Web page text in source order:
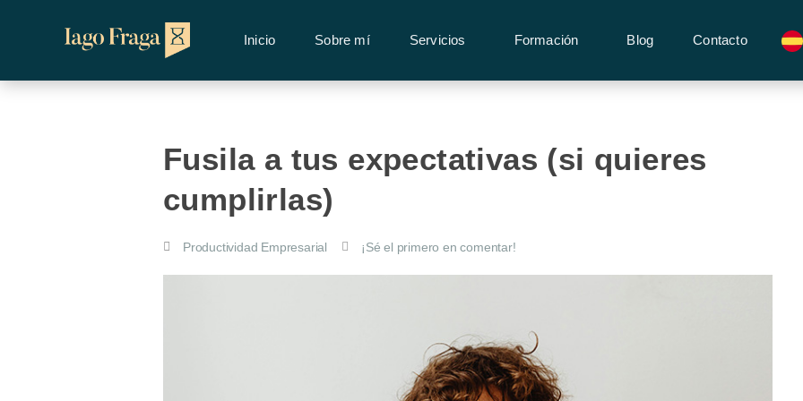
Inicio Sobre mí Servicios Formación Blog Contacto
Fusila a tus expectativas (si quieres
cumplirlas)
Productividad Empresarial ¡Sé el primero en comentar!